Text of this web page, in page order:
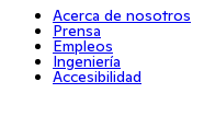
Acerca de nosotros
Prensa
Empleos
Ingeniería
Accesibilidad